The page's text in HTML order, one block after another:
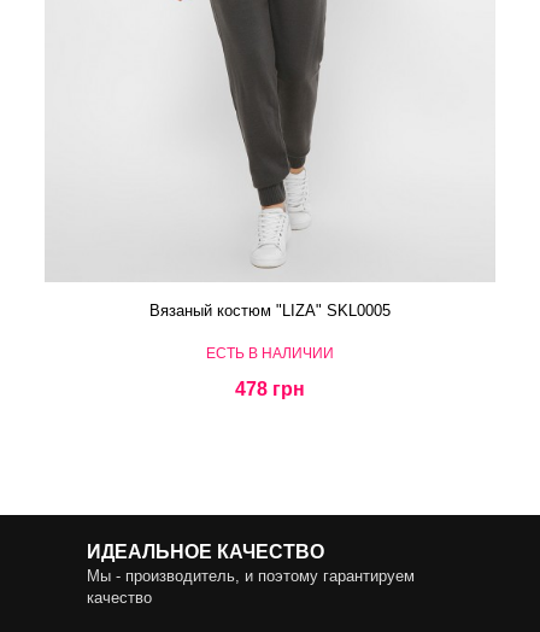
Вязаный костюм "LIZA" SKL0005
ЕСТЬ В НАЛИЧИИ
478 грн
ИДЕАЛЬНОЕ КАЧЕСТВО
Мы - производитель, и поэтому гарантируем
качество